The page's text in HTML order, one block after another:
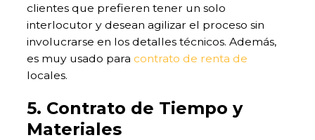
clientes que prefieren tener un solo
interlocutor y desean agilizar el proceso sin
involucrarse en los detalles técnicos. Además,
es muy usado para contrato de renta de
locales.
5. Contrato de Tiempo y
Materiales